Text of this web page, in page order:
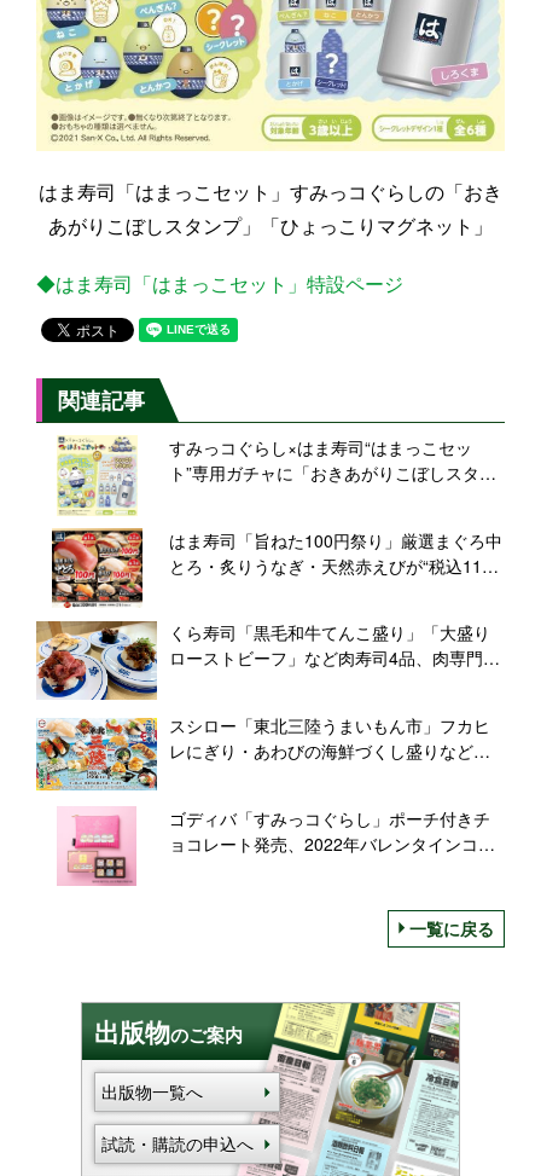
はま寿司「はまっこセット」すみっコぐらしの「おき
あがりこぼしスタンプ」「ひょっこりマグネット」
◆はま寿司「はまっこセット」特設ページ
関連記事
すみっコぐらし×はま寿司“はまっこセッ
ト”専用ガチャに「おきあがりこぼしスタン
はま寿司「旨ねた100円祭り」厳選まぐろ中
とろ・炙りうなぎ・天然赤えびが“税込110
くら寿司「黒毛和牛てんこ盛り」「大盛り
ローストビーフ」など肉寿司4品、肉専門バ
スシロー「東北三陸うまいもん市」フカヒ
レにぎり・あわびの海鮮づくし盛りなど海
ゴディバ「すみっコぐらし」ポーチ付きチ
ョコレート発売、2022年バレンタインコレ
一覧に戻る
出版物のご案内
出版物一覧へ
試読・購読の申込へ